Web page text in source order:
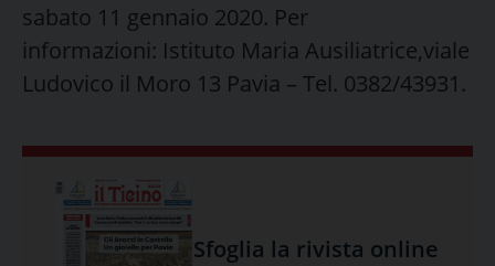
sabato 11 gennaio 2020. Per
informazioni: Istituto Maria Ausiliatrice,viale
Ludovico il Moro 13 Pavia – Tel. 0382/43931.
Sfoglia la rivista online